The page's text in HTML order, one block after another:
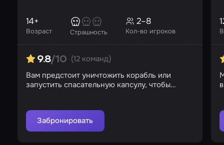
Возраст
14+
Страшность Кол-во игроков
2–8
9.8/10 (12 команд)
Вам предстоит уничтожить корабль или
запустить спасательную капсулу, чтобы
Забронировать